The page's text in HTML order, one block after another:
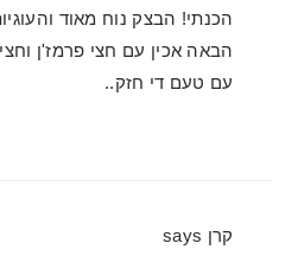
הכנתי! הבצק נוח מאוד
הבאה אכין עם חצי פרמז'ן
עם טעם די חזק..
קרן says